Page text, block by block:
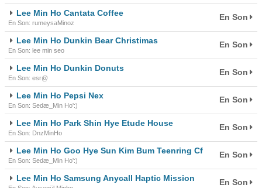
Lee Min Ho Cantata Coffee
En Son: rumeysaMinoz
En Son
Lee Min Ho Dunkin Bear Christimas
En Son: lee min seo
En Son
Lee Min Ho Dunkin Donuts
En Son: esr@
En Son
Lee Min Ho Pepsi Nex
En Son: Sedæ_Min Ho':)
En Son
Lee Min Ho Park Shin Hye Etude House
En Son: DnzMinHo
En Son
Lee Min Ho Goo Hye Sun Kim Bum Teenring Cf
En Son: Sedæ_Min Ho':)
En Son
Lee Min Ho Samsung Anycall Haptic Mission En Son